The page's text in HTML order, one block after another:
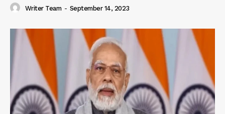
Writer Team - September 14, 2023